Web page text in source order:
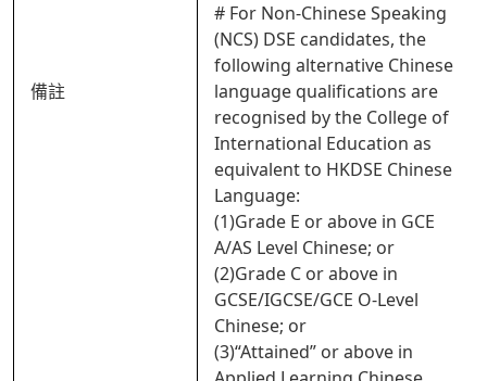
備註
# For Non-Chinese Speaking
(NCS) DSE candidates, the
following alternative Chinese
language qualifications are
recognised by the College of
International Education as
equivalent to HKDSE Chinese
Language:
(1)Grade E or above in GCE
A/AS Level Chinese; or
(2)Grade C or above in
GCSE/IGCSE/GCE O-Level
Chinese; or
(3)“Attained” or above in